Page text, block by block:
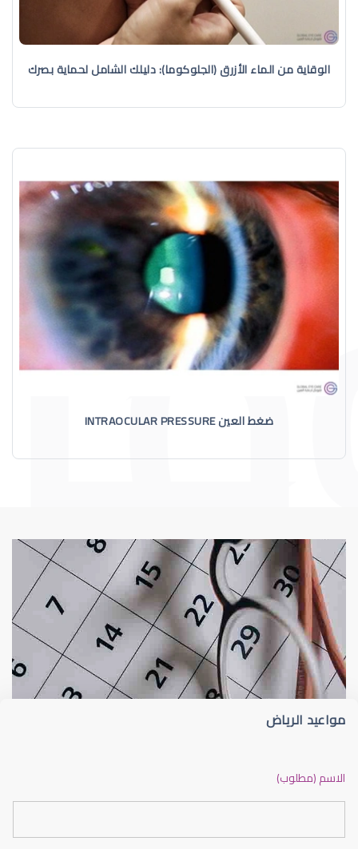
الوقاية من الماء الأزرق (الجلوكوما): دليلك الشامل لحماية بصرك
ضغط العين INTRAOCULAR PRESSURE
أسباب الماء الماء الأزرق
مواعيد الرياض
الاسم (مطلوب)